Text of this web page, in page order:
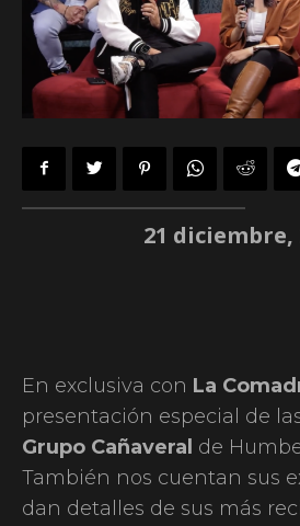
21 diciembre,
En exclusiva con La
presentación especial de
Grupo Cañaveral de
También nos cuentan sus
dan detalles de sus más